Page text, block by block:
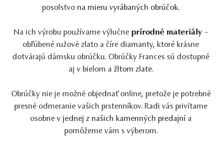
posolstvo na mieru vyrábaných obrúčok.
Na ich výrobu používame výlučne prírodné materiály–
obľúbené ružové zlato a číre diamanty, ktoré krásne
dotvárajú dámsku obrúčku. Obrúčky Frances sú dostupné
aj v bielom a žltom zlate.
Obrúčky nie je možné objednať online, pretože je potrebné
presné odmeranie vašich prstenníkov. Radi vás privítame
osobne v jednej z našich kamenných predajní a
pomôžeme vám s výberom.